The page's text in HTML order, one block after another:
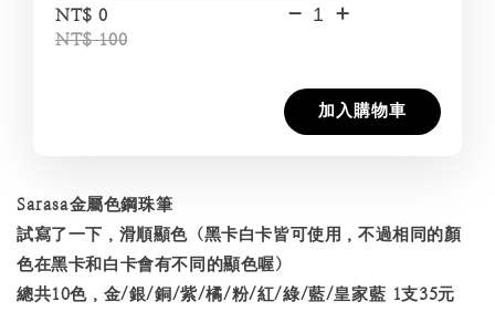
NT$ 0
NT$ 100
- +
加入購物車
Sarasa金屬色鋼珠筆
試寫了一下，滑順顯色（黑卡白卡皆可使用，不過相同的顏
色在黑卡和白卡會有不同的顯色喔）
總共10色，金/銀/銅/紫/橘/粉/紅/綠/藍/皇家藍 1支35元